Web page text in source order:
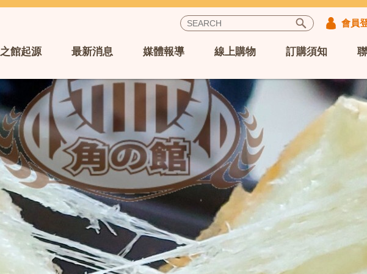
會員
館起源 最新消息 媒體報導 線上購物 訂購須知